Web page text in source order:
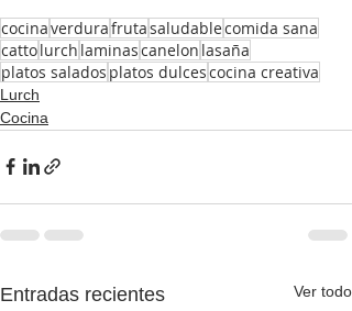
cocinaverdurafrutasaludablecomida sana
cattolurch laminascanelon lasaña
platos salados platos dulcescocina creativa
Lurch
Cocina
Entradas recientes Ver todo